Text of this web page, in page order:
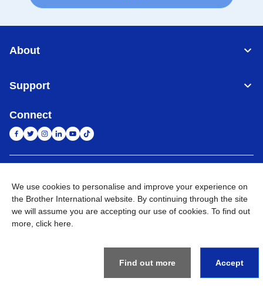
About
Support
Connect
Privacy Policy Ketentuan Penggunaan Site Map Kunjungi Situs Global
©2026BROTHER INTERNATIONAL SALES INDONESIA All
We use cookies to personalise and improve your experience on
the Brother International website. By continuing through the site
we will assume you are accepting our use of cookies. To find out
more, click here
Find out more Accept